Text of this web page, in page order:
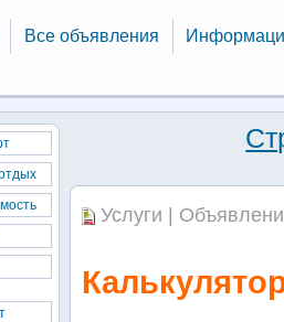
Все объявления
Услуги |